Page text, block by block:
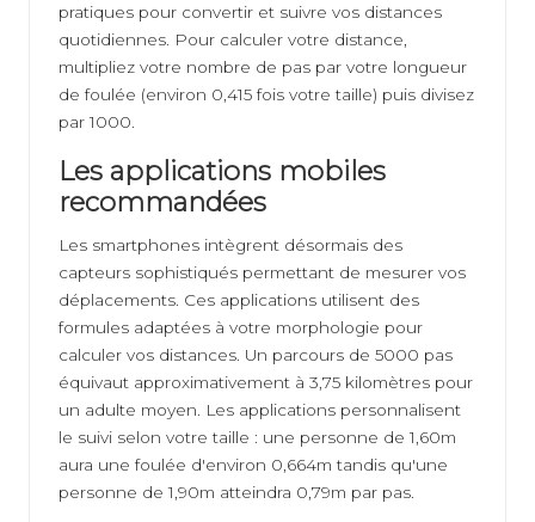
pratiques pour convertir et suivre vos distances
quotidiennes. Pour calculer votre distance,
multipliez votre nombre de pas par votre longueur
de foulée (environ 0,415 fois votre taille) puis divisez
par 1000.
Les applications mobiles
recommandées
Les smartphones intègrent désormais des
capteurs sophistiqués permettant de mesurer vos
déplacements. Ces applications utilisent des
formules adaptées à votre morphologie pour
calculer vos distances. Un parcours de 5000 pas
équivaut approximativement à 3,75 kilomètres pour
un adulte moyen. Les applications personnalisent
le suivi selon votre taille : une personne de 1,60m
aura une foulée d'environ 0,664m tandis qu'une
personne de 1,90m atteindra 0,79m par pas.